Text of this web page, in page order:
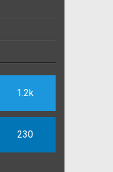
1.2k
230